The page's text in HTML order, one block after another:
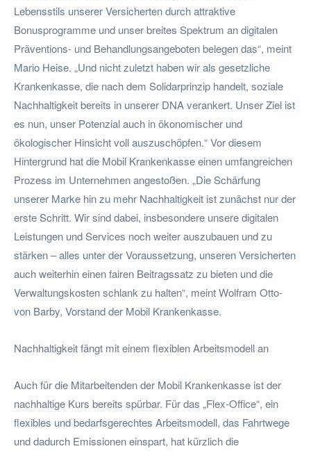
Lebensstils unserer Versicherten durch attraktive
Bonusprogramme und unser breites Spektrum an digitalen
Präventions- und Behandlungsangeboten belegen das“, meint
Mario Heise. „Und nicht zuletzt haben wir als gesetzliche
Krankenkasse, die nach dem Solidarprinzip handelt, soziale
Nachhaltigkeit bereits in unserer DNA verankert. Unser Ziel ist
es nun, unser Potenzial auch in ökonomischer und
ökologischer Hinsicht voll auszuschöpfen.“ Vor diesem
Hintergrund hat die Mobil Krankenkasse einen umfangreichen
Prozess im Unternehmen angestoßen. „Die Schärfung
unserer Marke hin zu mehr Nachhaltigkeit ist zunächst nur der
erste Schritt. Wir sind dabei, insbesondere unsere digitalen
Leistungen und Services noch weiter auszubauen und zu
stärken – alles unter der Voraussetzung, unseren Versicherten
auch weiterhin einen fairen Beitragssatz zu bieten und die
Verwaltungskosten schlank zu halten“, meint Wolfram Otto-
von Barby, Vorstand der Mobil Krankenkasse.
Nachhaltigkeit fängt mit einem flexiblen Arbeitsmodell an
Auch für die Mitarbeitenden der Mobil Krankenkasse ist der
nachhaltige Kurs bereits spürbar. Für das „Flex-Office“, ein
flexibles und bedarfsgerechtes Arbeitsmodell, das Fahrtwege
und dadurch Emissionen einspart, hat kürzlich die